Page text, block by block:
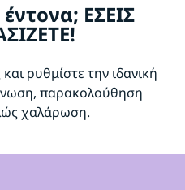
ΕΣΕΙΣ
ρυθμίστε την ιδανική
παρακολούθηση
χαλάρωση.